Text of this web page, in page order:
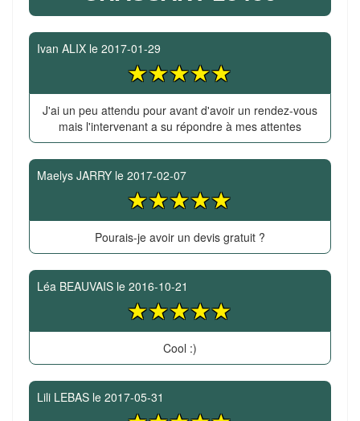
Ivan ALIX le 2017-01-29
J'ai un peu attendu pour avant d'avoir un rendez-vous
mais l'intervenant a su répondre à mes attentes
Maelys JARRY le 2017-02-07
Pourais-je avoir un devis gratuit ?
Léa BEAUVAIS le 2016-10-21
Cool :)
Lili LEBAS le 2017-05-31